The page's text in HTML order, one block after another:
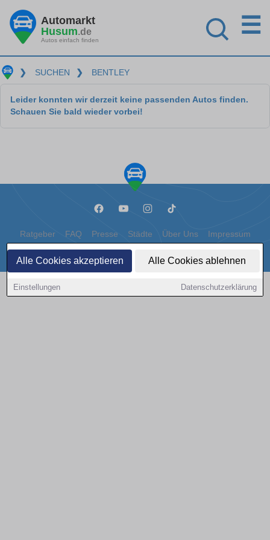
Alle Cookies akzeptieren Alle Cookies ablehnen
Einstellungen Datenschutzerklärung
Automarkt
Husum.de
Autos einfach finden
☰
❯ SUCHEN ❯ BENTLEY
Leider konnten wir derzeit keine passenden Autos finden.
Schauen Sie bald wieder vorbei!
Ratgeber FAQ Presse Städte Über Uns Impressum
Datenschutz Cookies
Copyright © 2000 - 2026 | 1A Infosysteme GmbH | Content by: 1a-sites-autos